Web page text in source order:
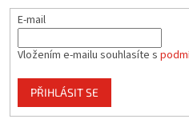
E-mail
Vložením e-mailu souhlasíte s
PŘIHLÁSIT SE